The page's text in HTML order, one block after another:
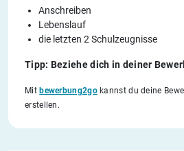
Anschreiben
Lebenslauf
die letzten 2 Schulzeugnisse
Tipp: Beziehe dich in deiner
Mit bewerbung2gokannst du deine
erstellen.